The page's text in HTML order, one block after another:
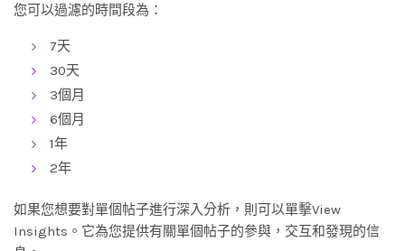
您可以過濾的時間段為：
7天
30天
3個月
6個月
1年
2年
如果您想要對單個帖子進行深入分析，則可以單擊View
Insights。它為您提供有關單個帖子的參與，交互和發現的信